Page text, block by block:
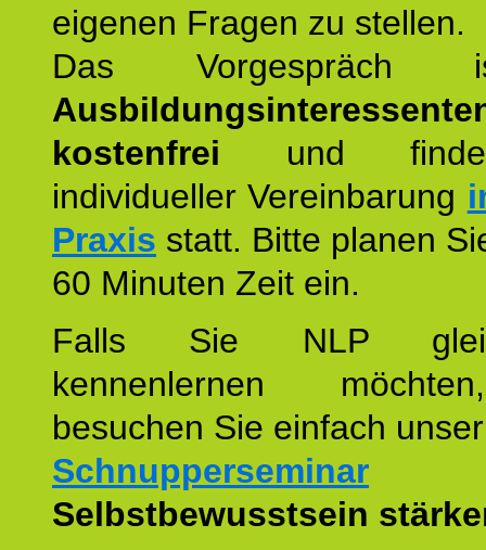
eigenen Fragen zu stellen.
Das
kostenfrei und
individueller Vereinbarung
Praxis statt. Bitte planen
60 Minuten Zeit ein.
Falls Sie NLP
kennenlernen
besuchen Sie einfach unser
Schnupperseminar
Selbstbewusstsein